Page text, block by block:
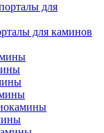
для
для каминов